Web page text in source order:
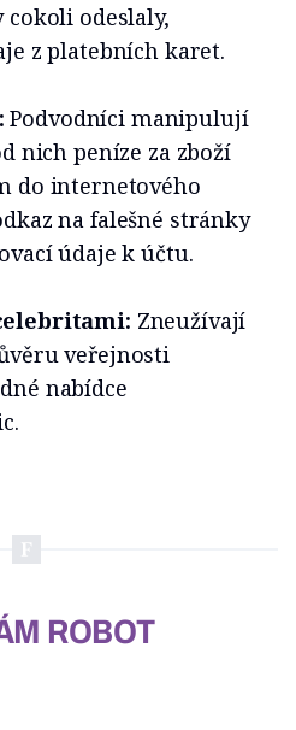
cokoli odeslaly,
z platebních karet.
Podvodníci manipulují
nich peníze za zboží
do internetového
na falešné stránky
údaje k účtu.
Zneužívají
veřejnosti
nabídce
ROBOT